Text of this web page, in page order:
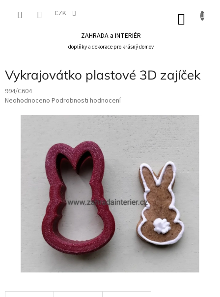
CZK
ZAHRADA a INTERIÉR
doplňky a dekorace pro krásný domov
Vykrajovátko plastové 3D zajíček
994/C604
Průměrné
Neohodnoceno Podrobnosti hodnocení